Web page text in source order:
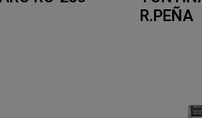
R.PEÑA